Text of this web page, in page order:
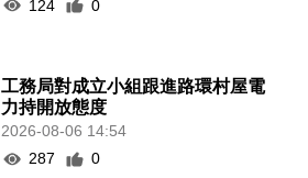
124
0
工務局對成立小組跟進路環村屋電
力持開放態度
2026-08-06 14:54
287
0